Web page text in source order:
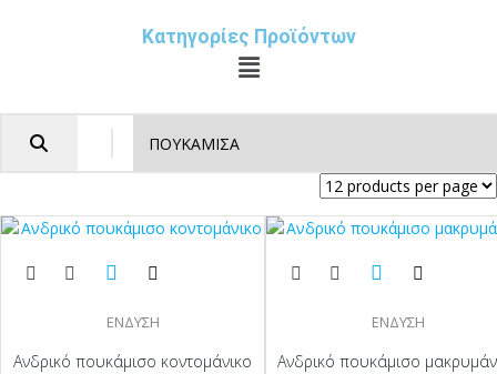
Κατηγορίες Προϊόντων
ΕΝΔΥΣΗ
Ανδρικό πουκάμισο κοντομάνικο
ΕΝΔΥΣΗ
Ανδρικό πουκάμισο